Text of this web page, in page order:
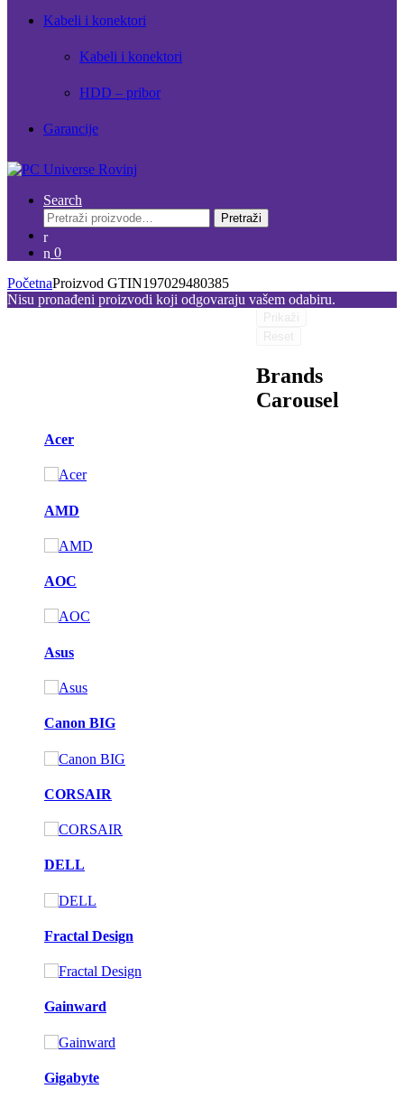
Kabeli i konektori
Kabeli i konektori
HDD – pribor
Garancije
Search
Pretraži:
Pretraži
0
PočetnaProizvod GTIN197029480385
Nisu pronađeni proizvodi koji odgovaraju vašem odabiru.
Brands
Carousel
Acer
AMD
AOC
Asus
Canon BIG
CORSAIR
DELL
Fractal Design
Gainward
Gigabyte